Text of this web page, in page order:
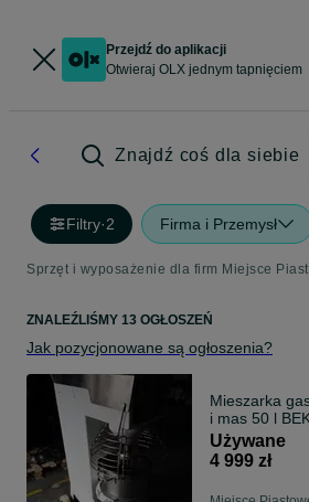
Przejdź do aplikacji
Otwieraj OLX jednym tapnięciem
Znajdź coś dla siebie
Filtry·2 Firma i Przemysł
Sprzęt i wyposażenie dla firm Miejsce
ZNALEŹLIŚMY 13 OGŁOSZEŃ
Jak pozycjonowane są ogłoszenia?
Mieszarka
i mas 50
Używane
4 999 zł